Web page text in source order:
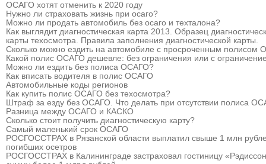
ОСАГО хотят отменить к 2020 году
Нужно ли страховать жизнь при осаго?
Можно ли продать автомобиль без осаго и техталона?
Как выглядит диагностическая карта 2013. Образец
карты техосмотра. Правила заполнения диагностической карты.
Сколько можно ездить на автомобиле с просроченным полисом
Какой полис ОСАГО дешевле: без ограничения или с
Можно ли ездить без полиса ОСАГО?
Как вписать водителя в полис ОСАГО
Автомобильные коды регионов
Как купить полис ОСАГО без техосмотра?
Штраф за езду без ОСАГО. Что делать при отсутствии полиса
Разница между ОСАГО и КАСКО
Сколько стоит получить диагностическую карту?
Самый маленький срок ОСАГО
РОСГОССТРАХ в Рязанской области выплатил свыше 1 млн
погибших осетров
РОСГОССТРАХ в Калининграде застраховал гостиницу